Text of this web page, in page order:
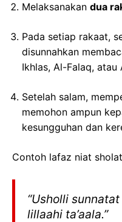
Melaksanakan dua
Pada setiap rakaat,
disunnahkan
Ikhlas, Al-Falaq, atau
Setelah salam,
memohon ampun
kesungguhan dan
Contoh lafaz niat
“Usholli
lillaahi ta’aala.”